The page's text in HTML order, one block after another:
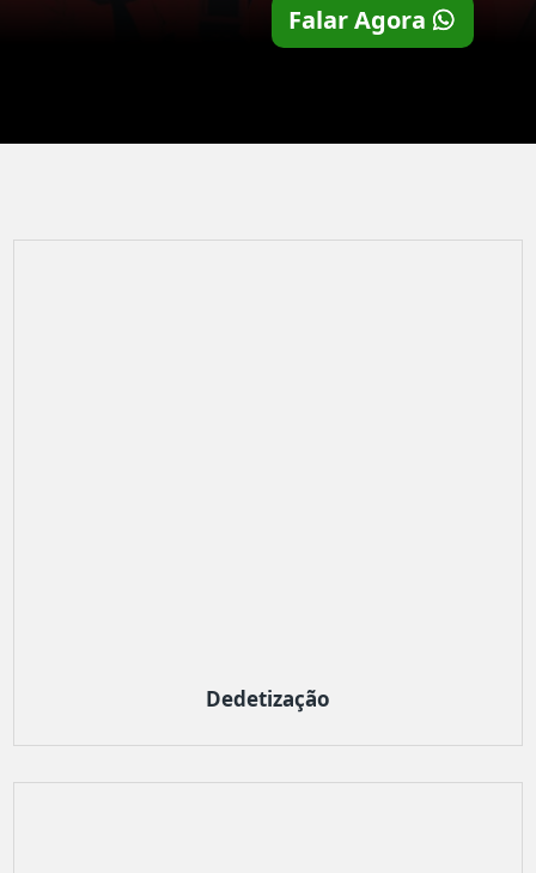
Falar Agora
Dedetização